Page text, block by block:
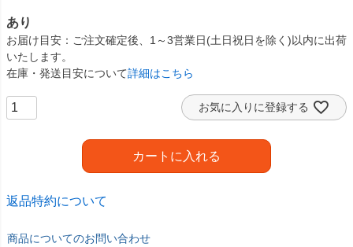
あり
お届け目安
ご注文確定後、1～3営業日(土日祝日を除く)以内に出荷
いたします。
在庫・発送目安について詳細はこちら
お気に入りに登録する
カートに入れる
返品特約について
商品についてのお問い合わせ